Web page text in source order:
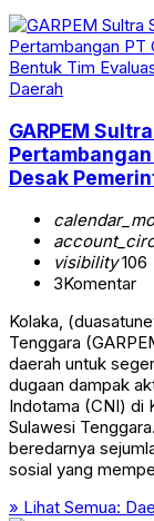
Daerah
GARPEM
Desak
visibility106
3Komentar
Kolaka,
Tenggara
daerah untuk
dugaan dampak
Indotama (CNI) di
Sulawesi
beredarnya
sosial yang
» Lihat Semua: